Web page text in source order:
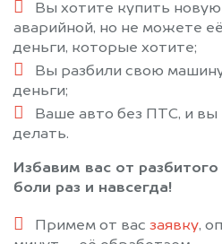
Вы хотите купить
аварийной, но не можете
деньги, которые хотите;
Вы разбили свою
деньги;
Ваше авто без ПТС, и вы
делать.
Избавим вас от
боли раз и навсегда!
Примем от вас заявку,